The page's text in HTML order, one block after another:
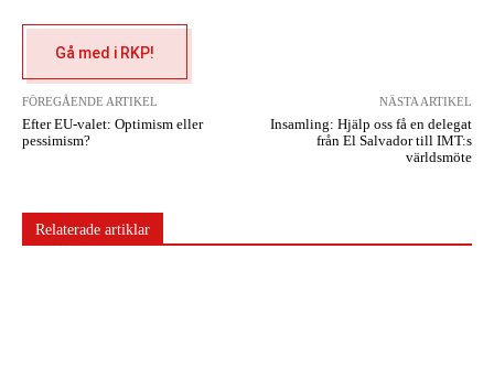
Gå med i RKP!
FÖREGÅENDE ARTIKEL
Efter EU-valet: Optimism eller
pessimism?
NÄSTA ARTIKEL
Insamling: Hjälp oss få en delegat
från El Salvador till IMT:s
världsmöte
Relaterade artiklar